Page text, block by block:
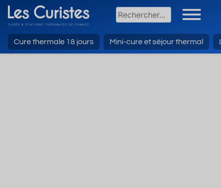
Cure thermale 18 jours Mini-cure et séjour thermal